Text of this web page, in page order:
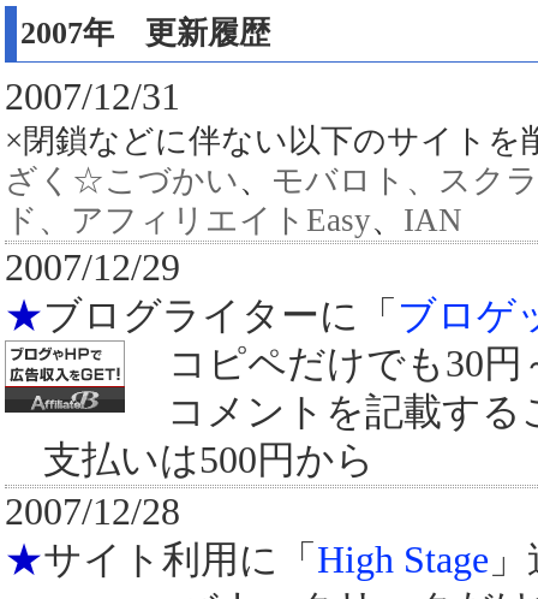
2007年 更新履歴
2007/12/31
×閉鎖などに伴ない以下のサイト
ざく☆こづかい、 モバロト、スク
ド、アフィリエイトEasy、 IAN
2007/12/29
★ブログライターに「 ブロゲ
コピペだけでも30円
コメントを記載する
支払いは500円から
2007/12/28
★サイト利用に「 High Stage